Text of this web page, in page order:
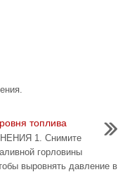
топлива
1. Снимите
горловины
выровнять давление в